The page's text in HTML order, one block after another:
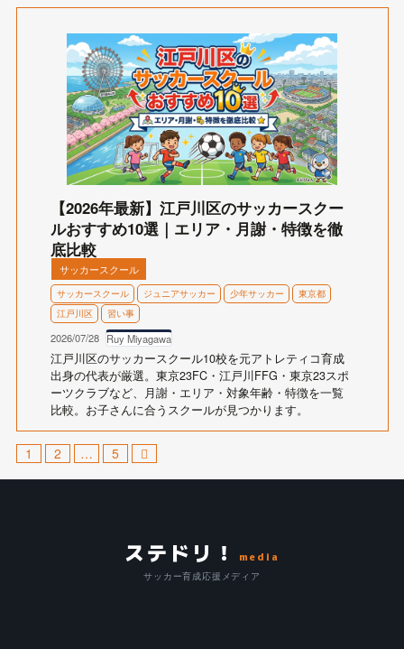
【2026年最新】江戸川区のサッカースクー
ルおすすめ10選｜エリア・月謝・特徴を徹
底比較
サッカースクール
サッカースクール ジュニアサッカー 少年サッカー
東京都
江戸川区
習い事
2026/07/28 Ruy Miyagawa
江戸川区のサッカースクール10校を元アトレティコ育成
出身の代表が厳選。東京23FC・江戸川FFG・東京23スポ
ーツクラブなど、月謝・エリア・対象年齢・特徴を一覧
比較。お子さんに合うスクールが見つかります。
1 2 … 5
ステドリ！ media
サッカー育成応援メディア